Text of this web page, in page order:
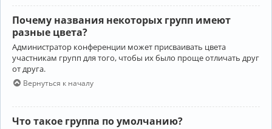
Почему названия некоторых групп имеют
разные цвета?
Администратор конференции может присваивать цвета
участникам групп для того, чтобы их было проще отличать друг
от друга.
Вернуться к началу
Что такое группа по умолчанию?